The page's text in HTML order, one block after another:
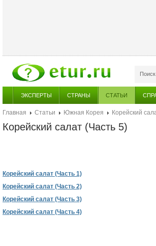
ЭКСПЕРТЫ СТРАНЫ СТАТЬИ
Главная Статьи Южная Корея Корейский
Корейский салат (Часть 5)
Корейский салат (Часть 1)
Корейский салат (Часть 2)
Корейский салат (Часть 3)
Корейский салат (Часть 4)